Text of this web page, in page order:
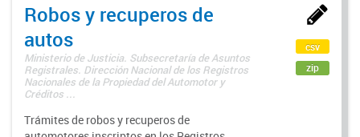
Robos y recuperos de
autos
Ministerio de Justicia. Subsecretaría de Asuntos
Registrales. Dirección Nacional de los Registros
Nacionales de la Propiedad del Automotor y
Créditos ...
Trámites de robos y recuperos de
csv
zip